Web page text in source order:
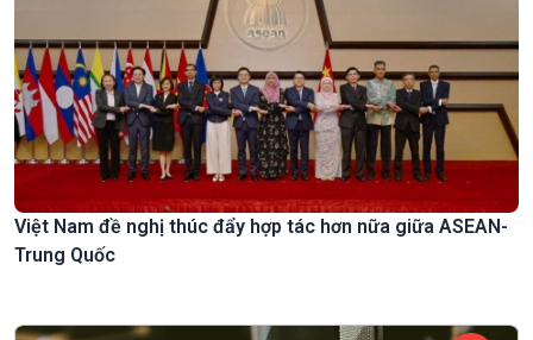
Việt Nam đề nghị thúc đẩy hợp tác hơn nữa giữa ASEAN-
Trung Quốc